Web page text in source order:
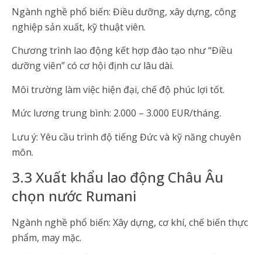
Ngành nghề phổ biến: Điều dưỡng, xây dựng, công
nghiệp sản xuất, kỹ thuật viên.
Chương trình lao động kết hợp đào tạo như “Điều
dưỡng viên” có cơ hội định cư lâu dài.
Môi trường làm việc hiện đại, chế độ phúc lợi tốt.
Mức lương trung bình: 2.000 – 3.000 EUR/tháng.
Lưu ý: Yêu cầu trình độ tiếng Đức và kỹ năng chuyên
môn.
3.3 Xuất khẩu lao động Châu Âu
chọn nước Rumani
Ngành nghề phổ biến: Xây dựng, cơ khí, chế biến thực
phẩm, may mặc.